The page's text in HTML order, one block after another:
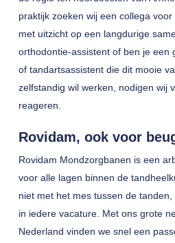
praktijk zoeken wij een collega
met uitzicht op een langdurige
orthodontie-assistent of ben je een
of tandartsassistent die dit mooie
zelfstandig wil werken, nodigen wij
reageren.
Rovidam, ook voor
Rovidam Mondzorgbanen is een
voor alle lagen binnen de
niet met het mes tussen de
in iedere vacature. Met ons grote
Nederland vinden we snel een